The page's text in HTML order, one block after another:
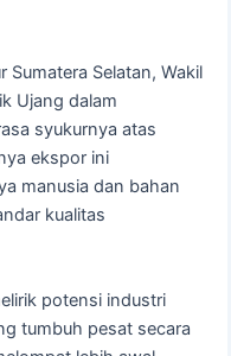
Sumatera Selatan, Wakil
Ujang dalam
syukurnya atas
ekspor ini
manusia dan bahan
kualitas
potensi industri
tumbuh pesat secara